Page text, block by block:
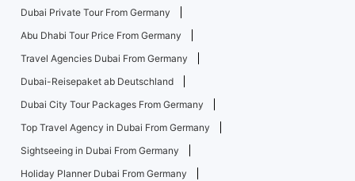
Dubai Private Tour From Germany
Abu Dhabi Tour Price From Germany
Travel Agencies Dubai From Germany
Dubai-Reisepaket ab Deutschland
Dubai City Tour Packages From Germany
Top Travel Agency in Dubai From Germany
Sightseeing in Dubai From Germany
Holiday Planner Dubai From Germany